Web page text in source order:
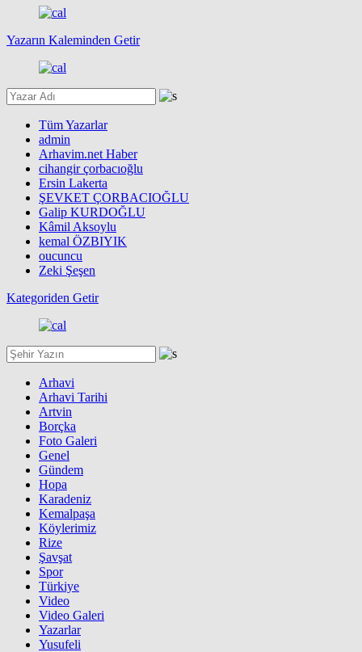
Yazarın Kaleminden Getir
Tüm Yazarlar
admin
Arhavim.net Haber
cihangir çorbacıoğlu
Ersin Lakerta
ŞEVKET ÇORBACIOĞLU
Galip KURDOĞLU
Kâmil Aksoylu
kemal ÖZBIYIK
oucuncu
Zeki Şeşen
Kategoriden Getir
Arhavi
Arhavi Tarihi
Artvin
Borçka
Foto Galeri
Genel
Gündem
Hopa
Karadeniz
Kemalpaşa
Köylerimiz
Rize
Şavşat
Spor
Türkiye
Video
Video Galeri
Yazarlar
Yusufeli